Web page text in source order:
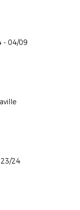
- 04/09
24